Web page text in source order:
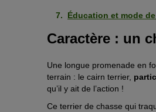
Éducation et mode
Caractère : un
Une longue promenade en
terrain : le cairn terrier,
qu’il y ait de l’action !
Ce terrier de chasse qui